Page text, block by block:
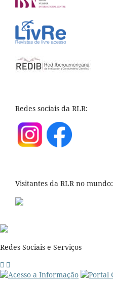
Redes sociais da RLR:
Visitantes da RLR no mundo:
Redes Sociais e Serviços